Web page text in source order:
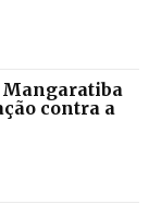
Mangaratiba
contra a